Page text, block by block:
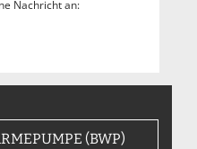
Nachricht an:
(BWP)